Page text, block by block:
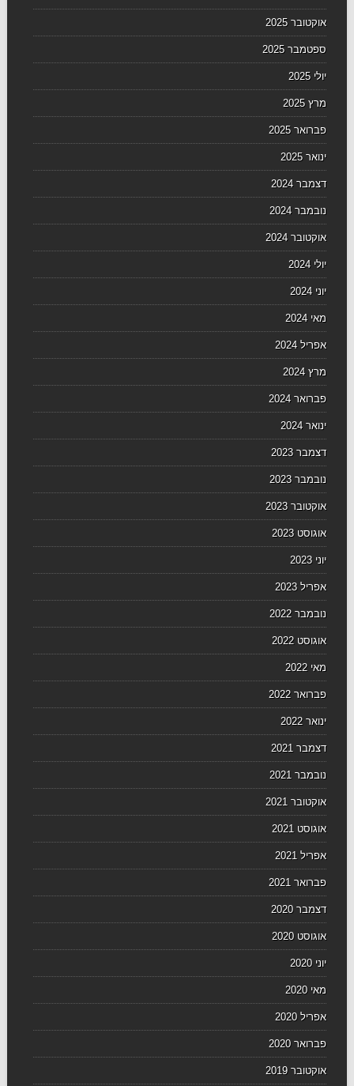
אוקטובר 2025
ספטמבר 2025
יולי 2025
מרץ 2025
פברואר 2025
ינואר 2025
דצמבר 2024
נובמבר 2024
אוקטובר 2024
יולי 2024
יוני 2024
מאי 2024
אפריל 2024
מרץ 2024
פברואר 2024
ינואר 2024
דצמבר 2023
נובמבר 2023
אוקטובר 2023
אוגוסט 2023
יוני 2023
אפריל 2023
נובמבר 2022
אוגוסט 2022
מאי 2022
פברואר 2022
ינואר 2022
דצמבר 2021
נובמבר 2021
אוקטובר 2021
אוגוסט 2021
אפריל 2021
פברואר 2021
דצמבר 2020
אוגוסט 2020
יוני 2020
מאי 2020
אפריל 2020
פברואר 2020
אוקטובר 2019